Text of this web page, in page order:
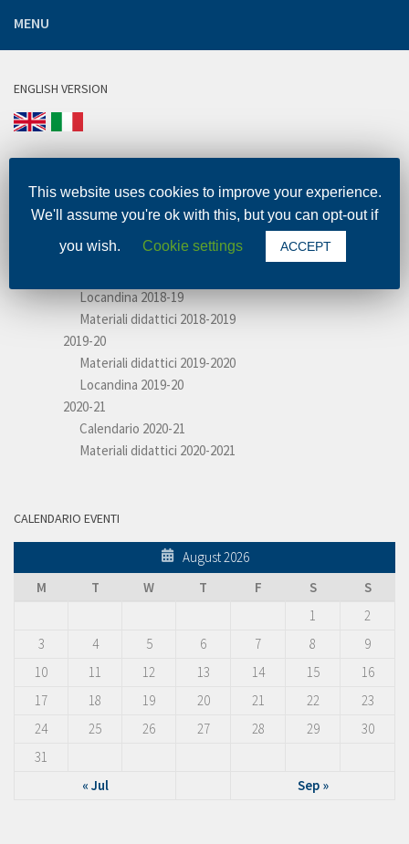
MENU
ENGLISH VERSION
Scuola
2018-19
Locandina 2018-19
Materiali didattici 2018-2019
2019-20
Materiali didattici 2019-2020
Locandina 2019-20
2020-21
Calendario 2020-21
Materiali didattici 2020-2021
CALENDARIO EVENTI
August 2026
M
T W T F S
S
1
2
3
4 5 6 7 8
9
10
11 12 13 14 15
16
17
18 19 20 21 22
23
24
25 26 27 28 29
30
31
« Jul
Sep »
This website uses cookies to improve your experience.
We'll assume you're ok with this, but you can opt-out if
you wish.
Cookie settings ACCEPT